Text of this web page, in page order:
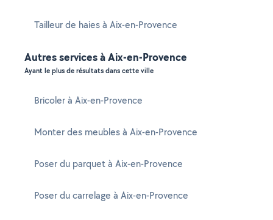
Tailleur de haies à Aix-en-Provence
Autres services à Aix-en-Provence
Ayant le plus de résultats dans cette ville
Bricoler à Aix-en-Provence
Monter des meubles à Aix-en-Provence
Poser du parquet à Aix-en-Provence
Poser du carrelage à Aix-en-Provence